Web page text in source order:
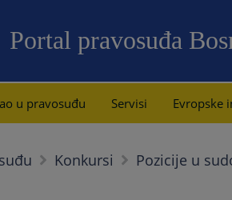
Portal pravosuđa
u pravosuđu Servisi Evropske
Konkursi Pozicije u